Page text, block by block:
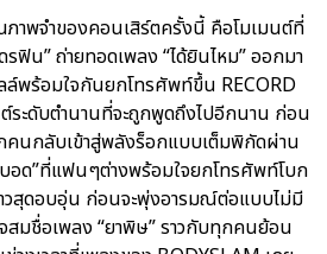
ภาพจำของคอนเสิร์ตครั้งนี้ คือโมเมนต์ที่
ฟิน” ถ่ายทอดเพลง “ได้ยินไหม” ออกมา
พร้อมใจกันยกโทรศัพท์ขึ้น RECORD
ระดับตำนานที่จะถูกพูดถึงไปอีกนาน ก่อน
คนกลับเข้าสู่พลังร็อกแบบเต็มพิกัดผ่าน
อด”ที่แฟนๆต่างพร้อมใจยกโทรศัพท์โบก
าวสุดอบอุ่น ก่อนจะพุ่งอารมณ์ต่อแบบไม่มี
สมชื่อเพลง “ยาพิษ” ราวกับทุกคนย้อน